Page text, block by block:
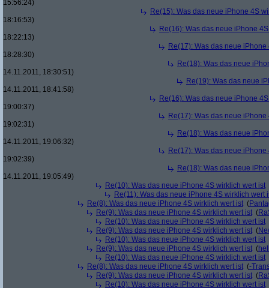
15:56:24)
Re(15): Was das neue iPhone 4S
18:16:53)
Re(16): Was das neue iPhone
18:22:13)
Re(17): Was das neue
18:28:30)
Re(18): Was das neue
14.11.2011, 18:30:51)
Re(19): Was das neue
14.11.2011, 18:41:58)
Re(16): Was das neue iPhone
19:00:37)
Re(17): Was das neue
19:02:31)
Re(18): Was das neue
14.11.2011, 19:06:32)
Re(17): Was das neue
19:02:39)
Re(18): Was das neue
14.11.2011, 19:05:49)
Re(10): Was das neue iPhone 4S wirklich wert ist
Re(11): Was das neue iPhone 4S wirklich wert
Re(8): Was das neue iPhone 4S wirklich wert ist (
Re(9): Was das neue iPhone 4S wirklich wert ist (
Re(10): Was das neue iPhone 4S wirklich wert ist
Re(9): Was das neue iPhone 4S wirklich wert ist (
Re(10): Was das neue iPhone 4S wirklich wert ist
Re(9): Was das neue iPhone 4S wirklich wert ist (
Re(10): Was das neue iPhone 4S wirklich wert ist
Re(8): Was das neue iPhone 4S wirklich wert ist (-
Re(9): Was das neue iPhone 4S wirklich wert ist (
Re(10): Was das neue iPhone 4S wirklich wert ist